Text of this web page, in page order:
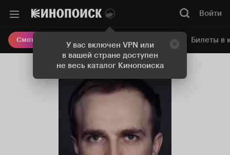
У вас включен VPN или
в вашей стране доступен
не весь каталог Кинопоиска
Войти
Смотреть кино Онлайн-кинотеатр Билеты в